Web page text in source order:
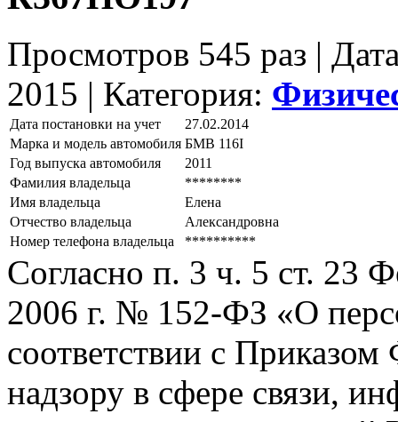
Просмотров 545 раз |
2015 | Категория:
Дата постановки на учет
27.02.2014
Марка и модель автомобиля БМВ 116I
Год выпуска автомобиля
2011
Фамилия владельца
********
Имя владельца
Елена
Отчество владельца
Александровна
Номер телефона владельца
**********
Согласно п. 3 ч. 5 ст. 23
2006 г. № 152-ФЗ «О
соответствии с
надзору в сфере связи,